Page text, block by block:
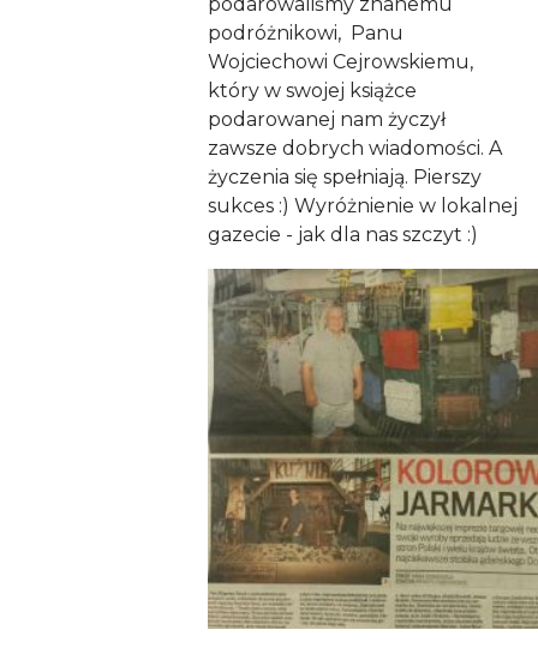
podarowaliśmy znanemu
podróżnikowi, Panu
Wojciechowi Cejrowskiemu,
który w swojej książce
podarowanej nam życzył
zawsze dobrych wiadomości. A
życzenia się spełniają. Pierszy
sukces :) Wyróżnienie w lokalnej
gazecie - jak dla nas szczyt :)